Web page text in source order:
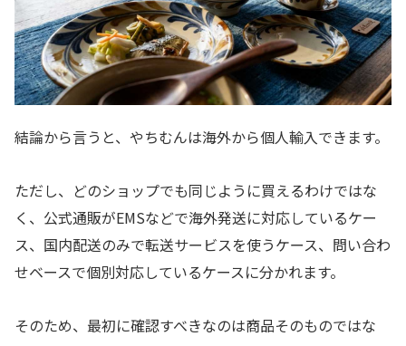
結論から言うと、やちむんは海外から個人輸入できます。
ただし、どのショップでも同じように買えるわけではな
く、公式通販がEMSなどで海外発送に対応しているケー
ス、国内配送のみで転送サービスを使うケース、問い合わ
せベースで個別対応しているケースに分かれます。
そのため、最初に確認すべきなのは商品そのものではな